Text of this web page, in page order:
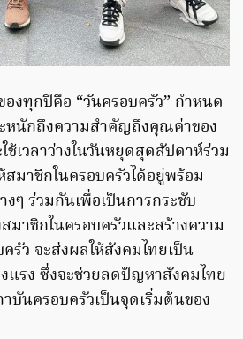
งทุกปีคือ “วันครอบครัว” กำหนด
หนักถึงความสำคัญถึงคุณค่าของ
เวลาว่างในวันหยุดสุดสัปดาห์ร่วม
มาชิกในครอบครัวได้อยู่พร้อม
ๆ ร่วมกันเพื่อเป็นการกระชับ
มาชิกในครอบครัวและสร้างความ
รัว จะส่งผลให้สังคมไทยเป็น
แรง ซึ่งจะช่วยลดปัญหาสังคมไทย
บันครอบครัวเป็นจุดเริ่มต้นของ